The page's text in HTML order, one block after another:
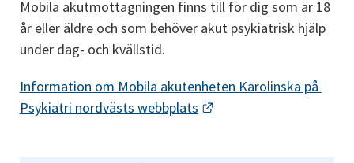
Mobila akutmottagningen finns till för dig som är 18
år eller äldre och som behöver akut psykiatrisk hjälp
under dag- och kvällstid.
Information om Mobila akutenheten Karolinska på
Psykiatri nordvästs webbplats
Länk till annan